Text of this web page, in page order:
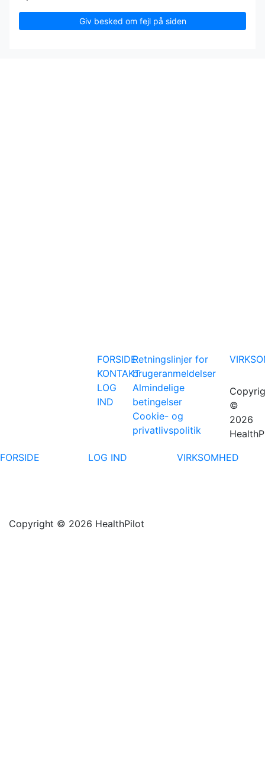
Giv besked om fejl på siden
FORSIDE
KONTAKT
LOG
IND
Retningslinjer for
brugeranmeldelser
Almindelige
betingelser
Cookie- og
privatlivspolitik
©
2026
FORSIDE
LOG IND VIRKSOMHED
Copyright © 2026 HealthPilot